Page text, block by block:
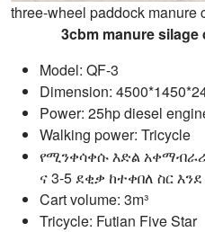
three-wheel paddock manure
3cbm manure
Model: QF-3
Dimension:
Power: 25hp diesel
Walking power: Tricycle
የሚንቀሳቀሱ እድል
ና 3-5 ደቂቃ ከተቀበለ ስር
Cart volume: 3m³
Tricycle: Futian Five Star